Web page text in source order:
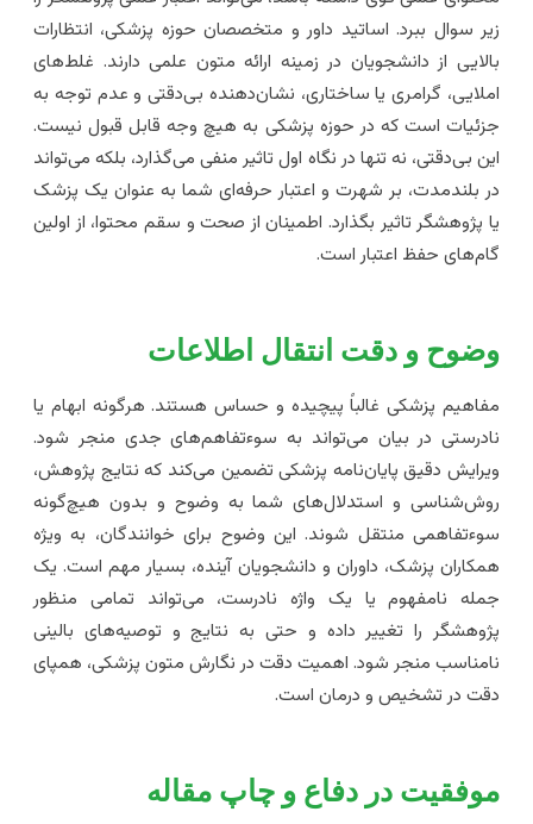
سوال ببرد. اساتید داور و متخصصان حوزه پزشکی، انتظارات
از دانشجویان در زمینه ارائه متون علمی دارند. غلط‌های
گرامری یا ساختاری، نشان‌دهنده بی‌دقتی و عدم توجه به
است که در حوزه پزشکی به هیچ وجه قابل قبول نیست.
بی‌دقتی، نه تنها در نگاه اول تاثیر منفی می‌گذارد، بلکه می‌تواند
بلندمدت، بر شهرت و اعتبار حرفه‌ای شما به عنوان یک پزشک
پژوهشگر تاثیر بگذارد. اطمینان از صحت و سقم محتوا، از اولین
حفظ اعتبار است.
و دقت انتقال اطلاعات
پزشکی غالباً پیچیده و حساس هستند. هرگونه ابهام یا
در بیان می‌تواند به سوءتفاهم‌های جدی منجر شود.
دقیق پایان‌نامه پزشکی تضمین می‌کند که نتایج پژوهش،
و استدلال‌های شما به وضوح و بدون هیچ‌گونه
منتقل شوند. این وضوح برای خوانندگان، به ویژه
پزشک، داوران و دانشجویان آینده، بسیار مهم است. یک
نامفهوم یا یک واژه نادرست، می‌تواند تمامی منظور
را تغییر داده و حتی به نتایج و توصیه‌های بالینی
منجر شود. اهمیت دقت در نگارش متون پزشکی، همپای
در تشخیص و درمان است.
در دفاع و چاپ مقاله